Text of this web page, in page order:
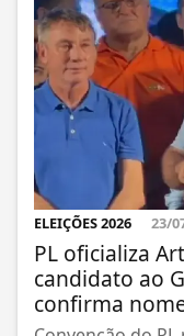
ELEIÇÕES 2026 23/
PL oficializa
candidato ao
confirma